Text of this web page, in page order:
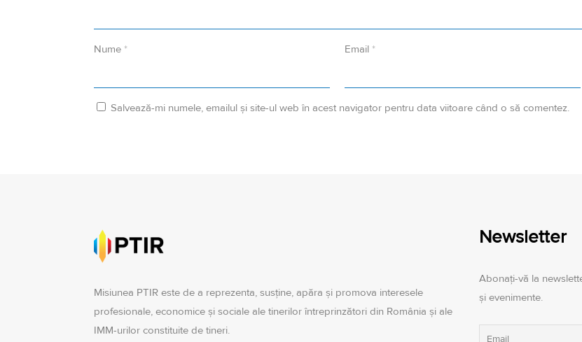
Nume * Email *
Salvează-mi numele, emailul și site-ul web în acest navigator pentru data viitoare când o să comentez.
Misiunea PTIR este de a reprezenta, susţine, apăra şi promova interesele
profesionale, economice şi sociale ale tinerilor întreprinzători din România şi ale
IMM-urilor constituite de tineri.
Newsletter
Abonați-vă la
și evenimente.